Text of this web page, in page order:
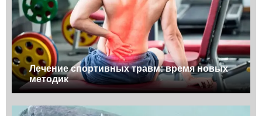
Лечение спортивных травм: время новых
методик